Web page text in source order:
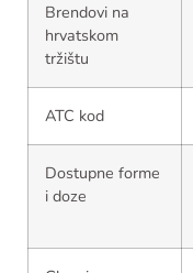
Brendovi na
hrvatskom
tržištu
ATC kod
Dostupne forme
i doze